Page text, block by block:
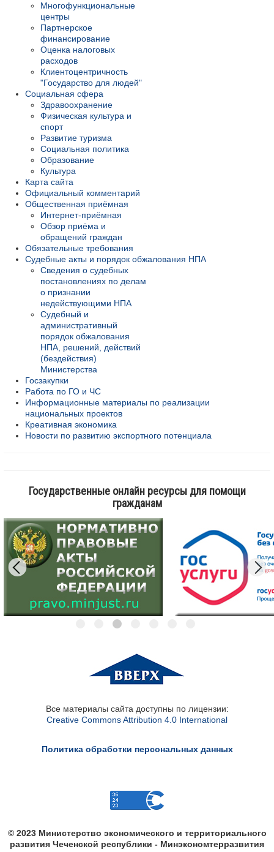
Многофункциональные
центры
Партнерское
финансирование
Оценка налоговых
расходов
Клиентоцентричность
"Государство для людей"
Социальная сфера
Здравоохранение
Физическая культура и
спорт
Развитие туризма
Социальная политика
Образование
Культура
Карта сайта
Официальный комментарий
Общественная приёмная
Интернет-приёмная
Обзор приёма и
обращений граждан
Обязательные требования
Судебные акты и порядок обжалования НПА
Сведения о судебных
постановлениях по делам
о признании
недействующими НПА
Судебный и
административный
порядок обжалования
НПА, решений, действий
(бездействия)
Министерства
Госзакупки
Работа по ГО и ЧС
Информационные материалы по реализации
национальных проектов
Креативная экономика
Новости по развитию экспортного потенциала
Государственные онлайн ресурсы для помощи
гражданам
Все материалы сайта доступны по лицензии:
Creative Commons Attribution 4.0 International
Политика обработки персональных данных
© 2023 Министерство экономического и территориального
развития Чеченской республики - Минэкономтерразвития